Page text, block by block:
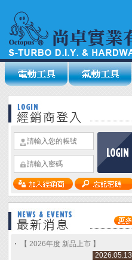
【 2026年度 新品上市 】
2026.05.13